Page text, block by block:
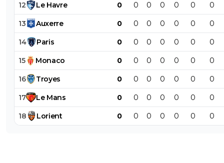
12 Le Havre 0 0 0 0 0 0 0
13 Auxerre 0 0 0 0 0 0 0
14 Paris 0 0 0 0 0 0 0
15 Monaco 0 0 0 0 0 0 0
16 Troyes 0 0 0 0 0 0 0
17 Le Mans 0 0 0 0 0 0 0
18 Lorient 0 0 0 0 0 0 0